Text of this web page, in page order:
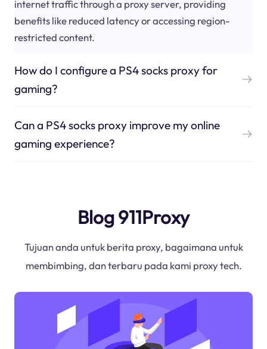
internet traffic through a proxy server, providing
benefits like reduced latency or accessing region-
restricted content.
How do I configure a PS4 socks proxy for
gaming?
Can a PS4 socks proxy improve my online
gaming experience?
Blog 911Proxy
Tujuan anda untuk berita proxy, bagaimana untuk
membimbing, dan terbaru pada kami proxy tech.